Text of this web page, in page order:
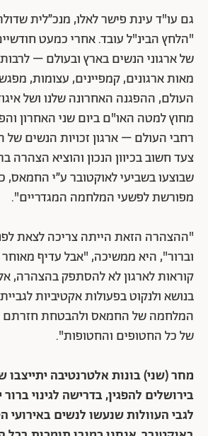
גם עו"ד עינת פישר לאלו, מנכ״לית
"הלחץ הבינ"ל עובד. אחרי כמעט
של ארגוני הנשים בארץ ובעולם –
מאות ארגונים, קמפיינים, עצומות,
העולם, ההפגנה האחרונה שלנו ושל
מחוץ למטה האו"ם ביום שני האחרון
רחבי העולם – ארגון זכויות הנשים
צעד חשוב בכיוון הנכון והוציא הצהרה
שבוצעו בשביעי לאוקטובר ע״י החמאס,
מפורשת לפשעי המלחמה המגדריים".
"ההצהרה הזאת הייתה צריכה לצאת
וברור", היא ממשיכה, "אבל עדיף
קוראות לארגון לא להסתפק בהצהרה,
בנושא ולנקוט בפעולות אקטיביות
המלחמה של החמאס ולהבטחת חזרתם
של כל החטופים והחטופות".
מחר (שני) בונות אלטרנטיבה יתייצבו
בירושלים להפגין, בדרישה לגינוי
לגבי העוולות שנעשו לנשים